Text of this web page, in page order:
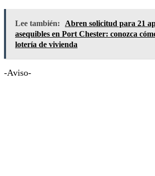
Lee también:
Abren solicitud para 21
asequibles en Port Chester: conozca
lotería de vivienda
-Aviso-